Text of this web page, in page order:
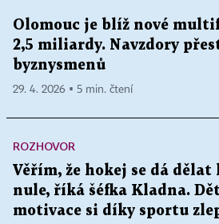
Olomouc je blíž nové
2,5 miliardy. Navzdory
byznysmenů
29. 4. 2026 ▪ 5 min. čtení
ROZHOVOR
Věřím, že hokej se dá dělat
nule, říká šéfka Kladna.
motivace si díky sportu